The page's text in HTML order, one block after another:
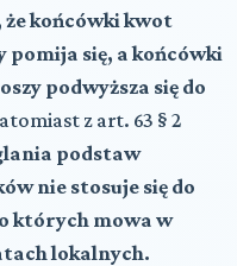
że końcówki kwot
pomija się, a końcówki
podwyższa się do
z art. 63 § 2
podstaw
nie stosuje się do
których mowa w
lokalnych.